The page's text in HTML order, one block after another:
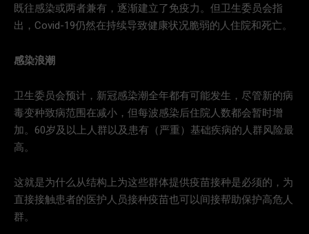
既往感染或两者兼有，逐渐建立了免疫力。但卫生委员会指
出，Covid-19仍然在持续导致健康状况脆弱的人住院和死亡。
感染浪潮
卫生委员会预计，新冠感染潮全年都有可能发生，尽管新的病
毒变种致病范围在减小，但每波感染后住院人数都会暂时增
加。60岁及以上人群以及患有（严重）基础疾病的人群风险最
高。
这就是为什么从结构上为这些群体提供疫苗接种是必须的，为
直接接触患者的医护人员接种疫苗也可以间接帮助保护高危人
群。